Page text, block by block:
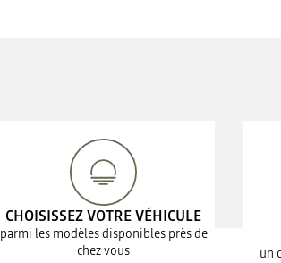
CHOISISSEZ VOTRE VÉHICULE
parmi les modèles disponibles près de
chez vous
un